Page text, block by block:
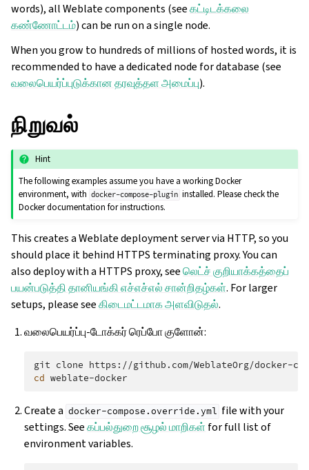
words), all Weblate components (seeகட்டிடக்கலை
கண்ணோட்டம்) can be run on a single node.
When you grow to hundreds of millions of hosted words, it is
recommended to have a dedicated node for database (see
வலைபெயர்ப்புடுக்கான தரவுத்தள அமைப்பு).
நிறுவல்
Hint
The following examples assume you have a working Docker
environment, with docker-compose-plugin installed. Please check the
Docker documentation for instructions.
This creates a Weblate deployment server via HTTP, so you
should place it behind HTTPS terminating proxy. You can
also deploy with a HTTPS proxy, seeலெட்ச் குறியாக்கத்தைப்
பயன்படுத்தி தானியங்கி எச்எச்எல் சான்றிதழ்கள். For larger
setups, please seeகிடைமட்டமாக அளவிடுதல்.
வலைபெயர்ப்பு-டோக்கர் ரெப்போ குளோன்:
git clone https://github.com/WeblateOrg/docker-
cd
Create a docker-compose.override.yml file with your
settings. Seeகப்பல்துறை சூழல் மாறிகள் for full list of
environment variables.